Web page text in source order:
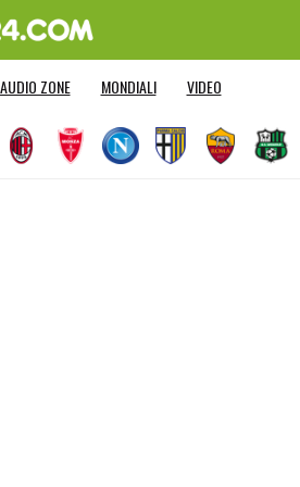
AUDIO ZONE MONDIALI VIDEO